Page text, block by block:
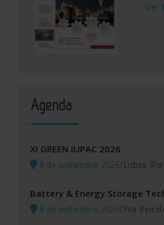
Ver
Agenda
XI GREEN IUPAC 2026
8 de septiembre, 2026/Lisboa
Battery & Energy Storage
8 de septiembre, 2026/Fira